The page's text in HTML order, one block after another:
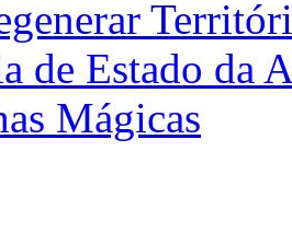
de Estado da
Mágicas